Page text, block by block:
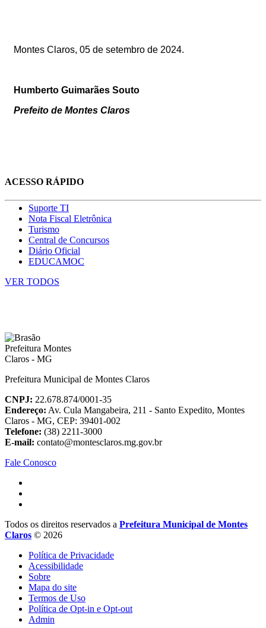
Montes Claros, 05 de setembro de 2024.
Humberto Guimarães Souto
Prefeito de Montes Claros
ACESSO RÁPIDO
Suporte TI
Nota Fiscal Eletrônica
Turismo
Central de Concursos
Diário Oficial
EDUCAMOC
VER TODOS
Prefeitura Municipal de Montes Claros
CNPJ: 22.678.874/0001-35
Endereço: Av. Cula Mangabeira, 211 - Santo Expedito, Montes
Claros - MG, CEP: 39401-002
Telefone: (38) 2211-3000
E-mail: contato@montesclaros.mg.gov.br
Fale Conosco
Todos os direitos reservados a Prefeitura Municipal de Montes
Claros © 2026
Política de Privacidade
Acessibilidade
Sobre
Mapa do site
Termos de Uso
Política de Opt-in e Opt-out
Admin